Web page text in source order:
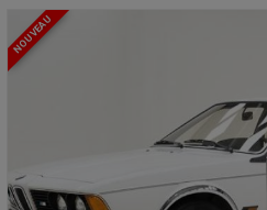
NOUVEAU